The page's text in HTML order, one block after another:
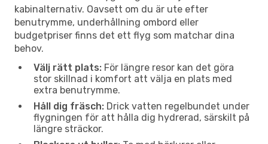
kabinalternativ. Oavsett om du är ute efter
benutrymme, underhållning ombord eller
budgetpriser finns det ett flyg som matchar dina
behov.
Välj rätt plats: För längre resor kan det göra
stor skillnad i komfort att välja en plats med
extra benutrymme.
Håll dig fräsch: Drick vatten regelbundet under
flygningen för att hålla dig hydrerad, särskilt på
längre sträckor.